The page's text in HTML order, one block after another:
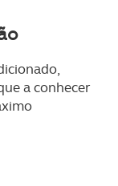
a conhecer